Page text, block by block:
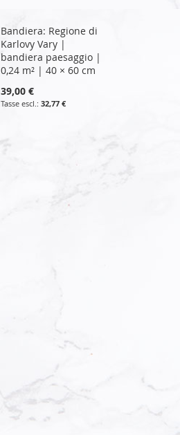
Bandiera: Regione di
Karlovy Vary |
bandiera paesaggio |
0,24 m² | 40 × 60 cm
39,00 €
32,77 €